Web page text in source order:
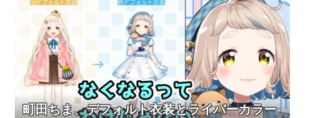
町田ちま、デフォルト衣装とライバーカラー